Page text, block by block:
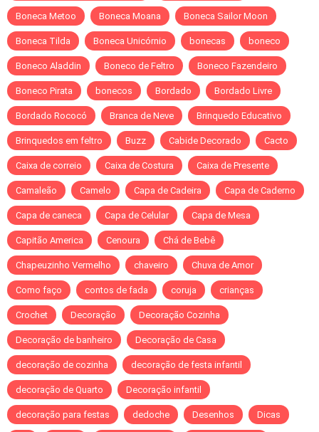
Boneca Metoo Boneca Moana Boneca Sailor Moon
Boneca Tilda Boneca Unicórnio bonecas boneco
Boneco Aladdin Boneco de Feltro Boneco Fazendeiro
Boneco Pirata bonecos Bordado Bordado Livre
Bordado Rococó Branca de Neve Brinquedo Educativo
Brinquedos em feltro Buzz Cabide Decorado Cacto
Caixa de correio Caixa de Costura Caixa de Presente
Camaleão Camelo Capa de Cadeira Capa de Caderno
Capa de caneca Capa de Celular Capa de Mesa
Capitão America Cenoura Chá de Bebê
Chapeuzinho Vermelho chaveiro Chuva de Amor
Como faço contos de fada coruja crianças
Crochet Decoração Decoração Cozinha
Decoração de banheiro Decoração de Casa
decoração de cozinha decoração de festa infantil
decoração de Quarto Decoração infantil
decoração para festas dedoche Desenhos Dicas